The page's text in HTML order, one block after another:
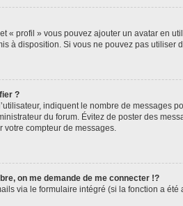
« profil » vous pouvez ajouter un avatar en
à disposition. Si vous ne pouvez pas utiliser
?
indiquent le nombre de
du forum. Évitez de poster des
votre compteur de messages.
on me demande de me connecter !?
via le formulaire intégré (si la fonction a